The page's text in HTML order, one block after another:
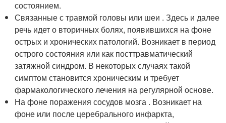
состоянием.
Связанные с травмой головы или шеи . Здесь и далее
речь идет о вторичных болях, появившихся на фоне
острых и хронических патологий. Возникает в период
острого состояния или как посттравматический
затяжной синдром. В некоторых случаях такой
симптом становится хроническим и требует
фармакологического лечения на регулярной основе.
На фоне поражения сосудов мозга . Возникает на
фоне или после церебрального инфаркта,